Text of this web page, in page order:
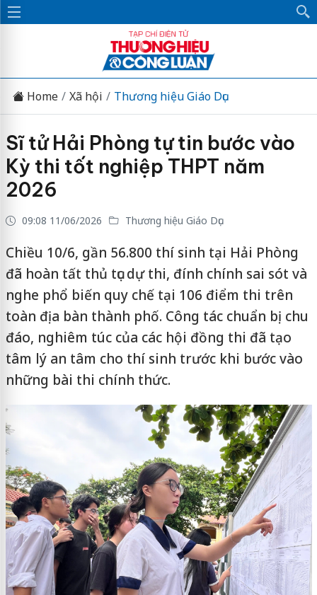
Home Xã hội Thương hiệu Giáo Dục
Sĩ tử Hải Phòng tự tin bước vào
Kỳ thi tốt nghiệp THPT năm
2026
09:08 11/06/2026 Thương hiệu Giáo Dục
Chiều 10/6, gần 56.800 thí sinh tại Hải Phòng
đã hoàn tất thủ tục dự thi, đính chính sai sót và
nghe phổ biến quy chế tại 106 điểm thi trên
toàn địa bàn thành phố. Công tác chuẩn bị chu
đáo, nghiêm túc của các hội đồng thi đã tạo
tâm lý an tâm cho thí sinh trước khi bước vào
những bài thi chính thức.